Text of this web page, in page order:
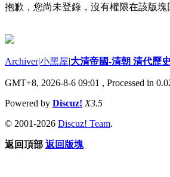
抱歉，您尚未登錄，沒有權限在該版塊
Archiver|小黑屋|大清帝國-清朝 清代歷
GMT+8, 2026-8-6 09:01 , Processed in
Powered by Discuz! X3.5
© 2001-2026 Discuz! Team.
返回頂部 返回版塊